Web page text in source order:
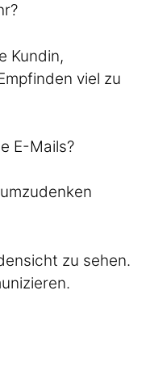
Kundin,
viel zu
E-Mails?
zu sehen.